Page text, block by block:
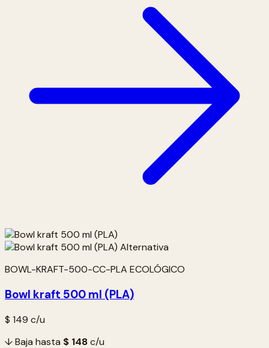
BOWL-KRAFT-500-CC-PLA ECOLÓGICO
Bowl kraft 500 ml (PLA)
$ 149 c/u
↓ Baja hasta $ 148c/u